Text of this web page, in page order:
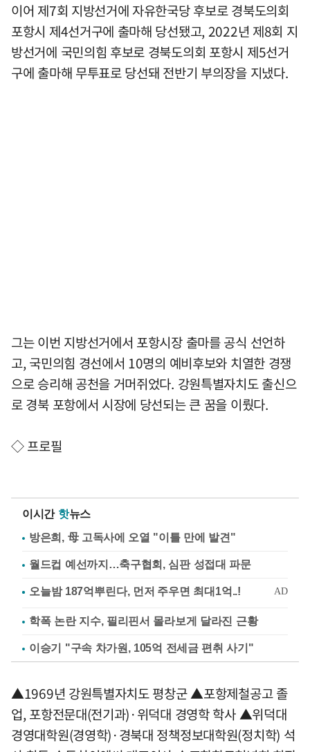
이어 제7회 지방선거에 자유한국당 후보로 경북도의회
포항시 제4선거구에 출마해 당선됐고, 2022년 제8회 지
방선거에 국민의힘 후보로 경북도의회 포항시 제5선거
구에 출마해 무투표로 당선돼 전반기 부의장을 지냈다.
그는 이번 지방선거에서 포항시장 출마를 공식 선언하
고, 국민의힘 경선에서 10명의 예비후보와 치열한 경쟁
으로 승리해 공천을 거머쥐었다. 강원특별자치도 출신으
로 경북 포항에서 시장에 당선되는 큰 꿈을 이뤘다.
◇ 프로필
이시간 핫뉴스
방은희, 母 고독사에 오열 "이틀 만에 발견"
월드컵 예선까지…축구협회, 심판 성접대 파문
학폭 논란 지수, 필리핀서 몰라보게 달라진 근황
이승기 "구속 차가원, 105억 전세금 편취 사기"
▲1969년 강원특별자치도 평창군 ▲포항제철공고 졸
업, 포항전문대(전기과)·위덕대 경영학 학사 ▲위덕대
경영대학원(경영학)·경북대 정책정보대학원(정치학) 석